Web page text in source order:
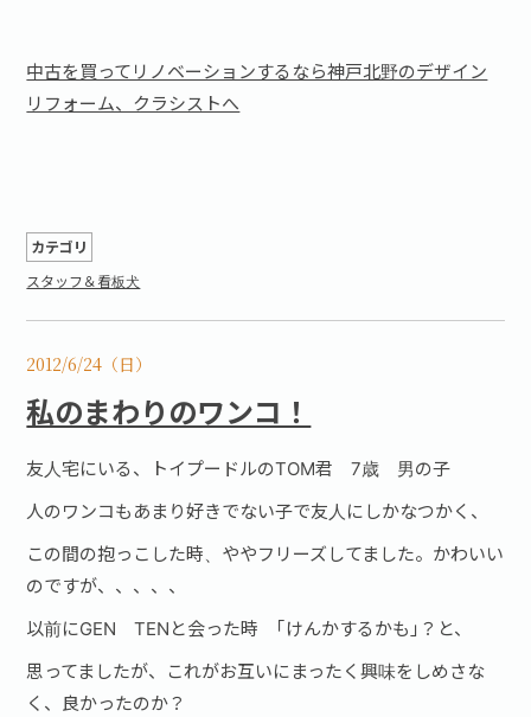
中古を買ってリノベーションするなら神戸北野のデザイン
リフォーム、クラシストへ
カテゴリ
スタッフ＆看板犬
2012/6/24（日）
私のまわりのワンコ！
友人宅にいる、トイプードルのTOM君 7歳 男の子
人のワンコもあまり好きでない子で友人にしかなつかく、
この間の抱っこした時、ややフリーズしてました。かわいい
のですが、、、、、
以前にGEN TENと会った時 ｢けんかするかも｣？と、
思ってましたが、これがお互いにまったく興味をしめさな
く、良かったのか？